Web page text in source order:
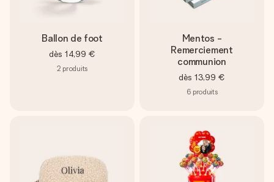
Ballon de foot
dès 14,99 €
2 produits
Mentos -
Remerciement
communion
dès 13,99 €
6 produits